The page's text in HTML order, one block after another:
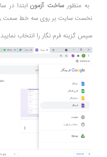
به منظورساخت آزمونابتدا در
نخست سایت بر روی سه خط سمت
سپس گزینه فرم نگار را انتخاب نمایید.